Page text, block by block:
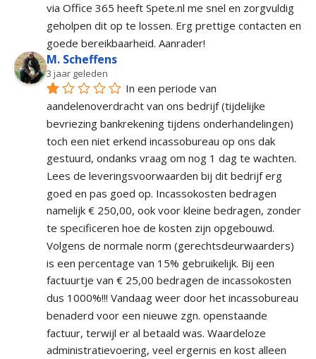
via Office 365 heeft Spete.nl me snel en zorgvuldig
geholpen dit op te lossen. Erg prettige contacten en
goede bereikbaarheid. Aanrader!
M. Scheffens
3 jaar geleden
In een periode van
aandelenoverdracht van ons bedrijf (tijdelijke
bevriezing bankrekening tijdens onderhandelingen)
toch een niet erkend incassobureau op ons dak
gestuurd, ondanks vraag om nog 1 dag te wachten.
Lees de leveringsvoorwaarden bij dit bedrijf erg
goed en pas goed op. Incassokosten bedragen
namelijk € 250,00, ook voor kleine bedragen, zonder
te specificeren hoe de kosten zijn opgebouwd.
Volgens de normale norm (gerechtsdeurwaarders)
is een percentage van 15% gebruikelijk. Bij een
factuurtje van € 25,00 bedragen de incassokosten
dus 1000%!!! Vandaag weer door het incassobureau
benaderd voor een nieuwe zgn. openstaande
factuur, terwijl er al betaald was. Waardeloze
administratievoering, veel ergernis en kost alleen